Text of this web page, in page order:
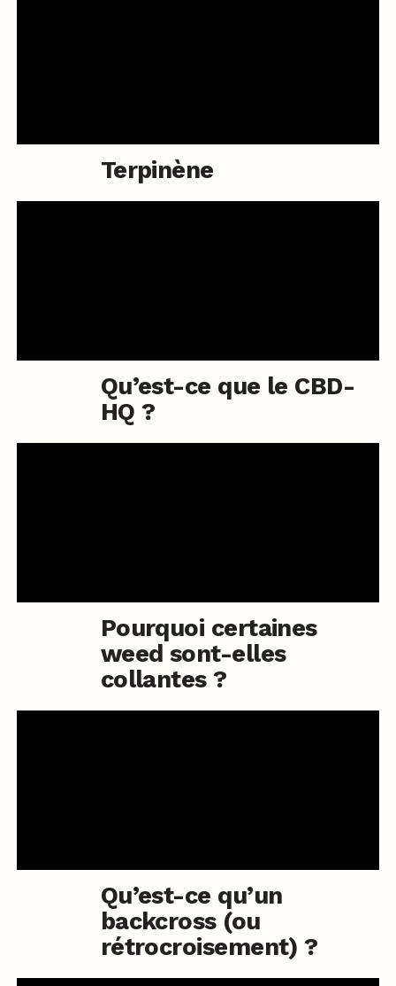
Terpinène
Qu’est-ce que le CBD-
HQ ?
Pourquoi certaines
weed sont-elles
collantes ?
Qu’est-ce qu’un
backcross (ou
rétrocroisement) ?